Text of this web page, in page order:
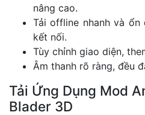
nâng cao.
Tải offline nhanh và
kết nối.
Tùy chỉnh giao diện,
Âm thanh rõ ràng, đều
Tải Ứng Dụng Mod
Blader 3D